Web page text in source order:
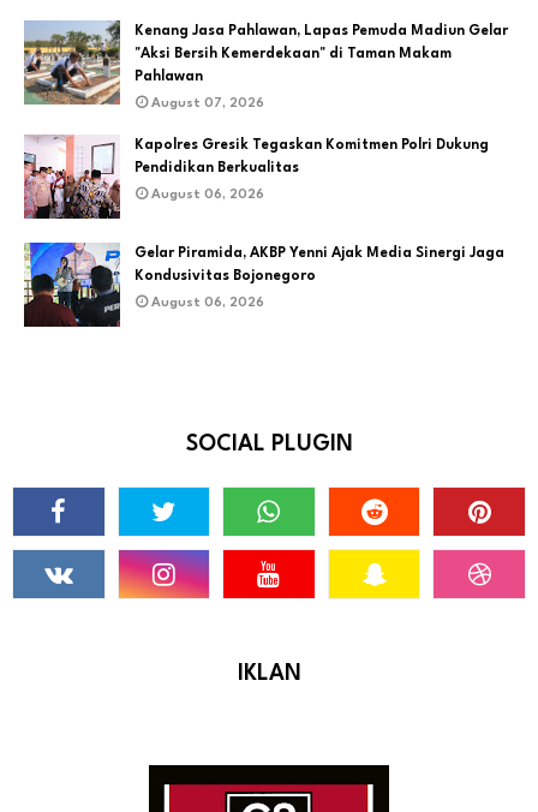
Kenang Jasa Pahlawan, Lapas Pemuda Madiun Gelar
"Aksi Bersih Kemerdekaan" di Taman Makam
Pahlawan
August 07, 2026
Kapolres Gresik Tegaskan Komitmen Polri Dukung
Pendidikan Berkualitas
August 06, 2026
Gelar Piramida, AKBP Yenni Ajak Media Sinergi Jaga
Kondusivitas Bojonegoro
August 06, 2026
SOCIAL PLUGIN
IKLAN